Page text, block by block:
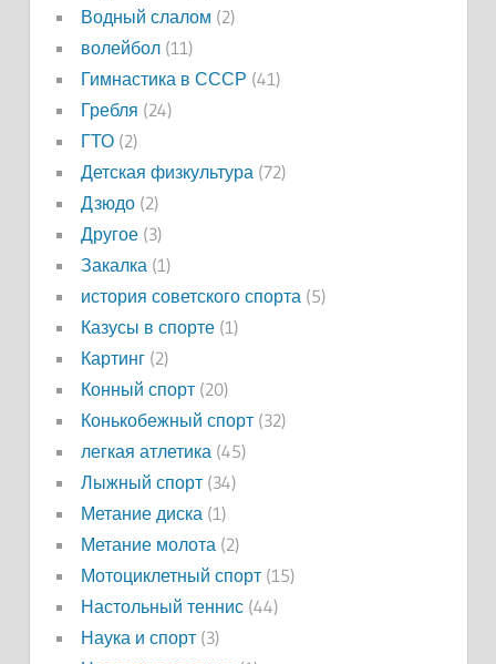
Водный слалом (2)
волейбол(11)
Гимнастика в СССР (41)
Гребля (24)
ГТО(2)
Детская физкультура(72)
Дзюдо(2)
Другое(3)
Закалка(1)
история советского спорта(5)
Казусы в спорте(1)
Картинг(2)
Конный спорт(20)
Конькобежный спорт(32)
легкая атлетика(45)
Лыжный спорт(34)
Метание диска(1)
Метание молота(2)
Мотоциклетный спорт(15)
Настольный теннис(44)
Наука и спорт(3)